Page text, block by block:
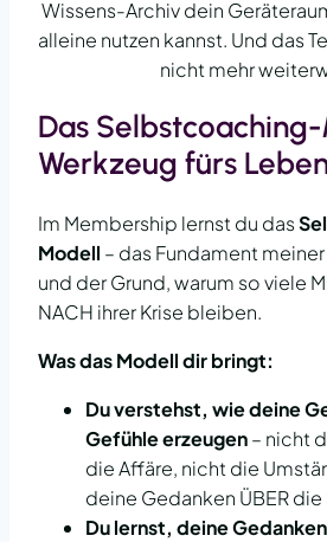
Wissens-Archiv dein
alleine nutzen kannst. Und das
nicht mehr
Das
Werkzeug fürs
Im Membership lernst du das
Modell – das Fundament
und der Grund, warum so viele
NACH ihrer Krise bleiben.
Was das Modell dir bringt:
Du verstehst, wie deine
Gefühle erzeugen– nicht
die Affäre, nicht die
deine Gedanken ÜBER
Du lernst, deine